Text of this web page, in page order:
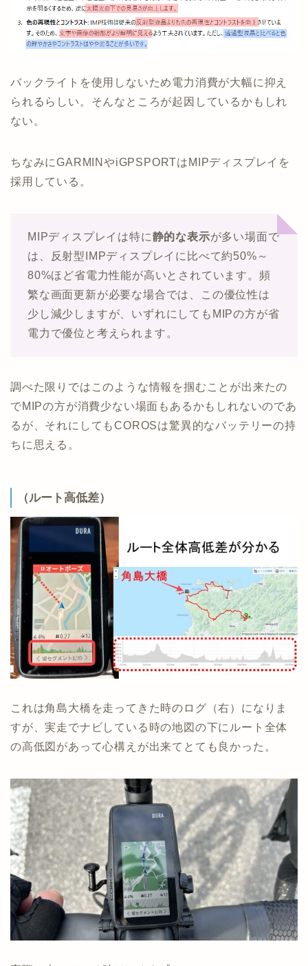
バックライトを使用しないため電力消費が大幅に抑え
られるらしい。そんなところが起因しているかもしれ
ない。
ちなみにGARMINやiGPSPORTはMIPディスプレイを
採用している。
MIPディスプレイは特に静的な表示が多い場面で
は、反射型IMPディスプレイに比べて約50%～
80%ほど省電力性能が高いとされています。頻
繁な画面更新が必要な場合では、この優位性は
少し減少しますが、いずれにしてもMIPの方が省
電力で優位と考えられます。
調べた限りではこのような情報を掴むことが出来たの
でMIPの方が消費少ない場面もあるかもしれないのであ
るが、それにしてもCOROSは驚異的なバッテリーの持
ちに思える。
（ルート高低差）
これは角島大橋を走ってきた時のログ（右）になりま
すが、実走でナビしている時の地図の下にルート全体
の高低図があって心構えが出来てとても良かった。